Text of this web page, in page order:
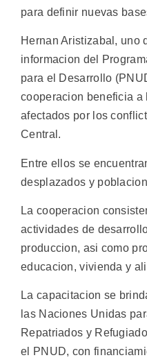
para definir nuevas
Hernan Aristizabal, uno
informacion del
para el Desarrollo
cooperacion beneficia a
afectados por los
Central.
Entre ellos se
desplazados y
La cooperacion
actividades de
produccion, asi como
educacion, vivienda y
La capacitacion se
las Naciones Unidas
Repatriados y
el PNUD, con